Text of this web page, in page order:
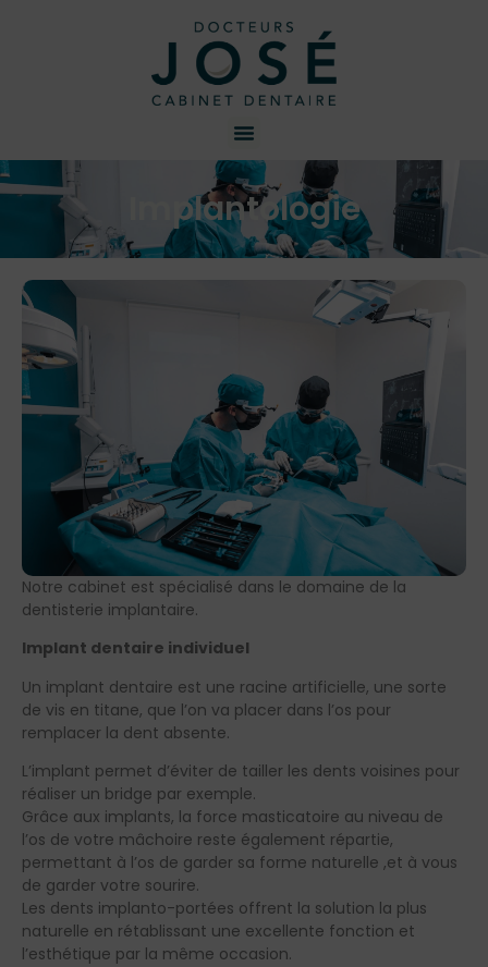
Implantologie
Notre cabinet est spécialisé dans le domaine de la
dentisterie implantaire.
Implant dentaire individuel
Un implant dentaire est une racine artificielle, une sorte
de vis en titane, que l’on va placer dans l’os pour
remplacer la dent absente.
L’implant permet d’éviter de tailler les dents voisines pour
réaliser un bridge par exemple.
Grâce aux implants, la force masticatoire au niveau de
l’os de votre mâchoire reste également répartie,
permettant à l’os de garder sa forme naturelle ,et à vous
de garder votre sourire.
Les dents implanto-portées offrent la solution la plus
naturelle en rétablissant une excellente fonction et
l’esthétique par la même occasion.